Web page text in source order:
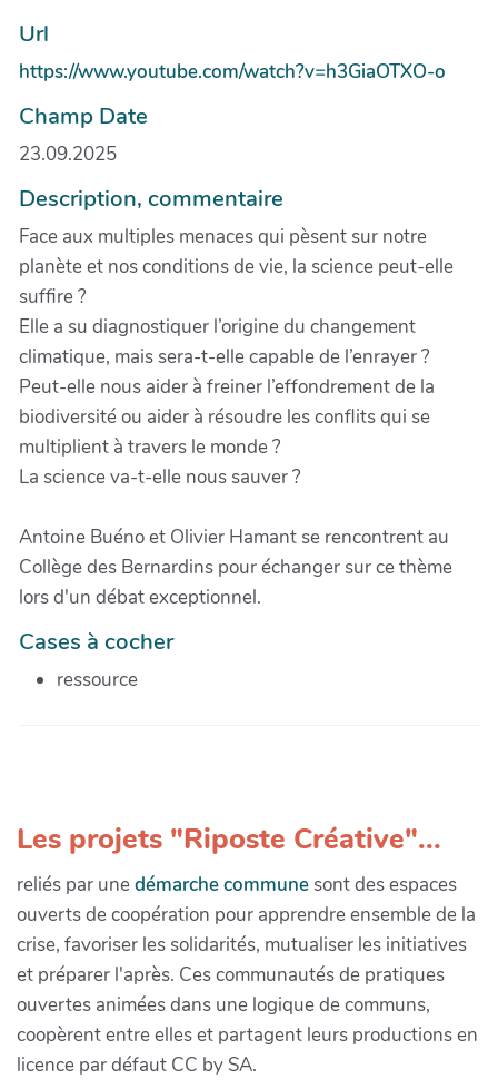
Url
https://www.youtube.com/watch?v=h3GiaOTXO-o
Champ Date
23.09.2025
Description, commentaire
Face aux multiples menaces qui pèsent sur notre
planète et nos conditions de vie, la science peut-elle
suffire ?
Elle a su diagnostiquer l’origine du changement
climatique, mais sera-t-elle capable de l’enrayer ?
Peut-elle nous aider à freiner l’effondrement de la
biodiversité ou aider à résoudre les conflits qui se
multiplient à travers le monde ?
La science va-t-elle nous sauver ?
Antoine Buéno et Olivier Hamant se rencontrent au
Collège des Bernardins pour échanger sur ce thème
lors d'un débat exceptionnel.
Cases à cocher
ressource